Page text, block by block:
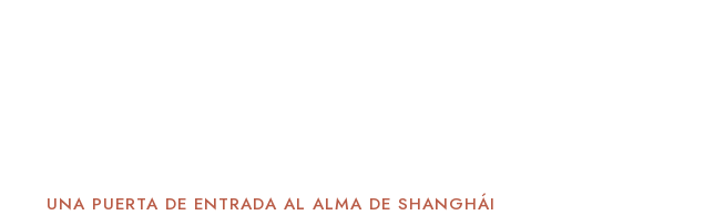
UNA PUERTA DE ENTRADA AL ALMA DE SHANGHÁI